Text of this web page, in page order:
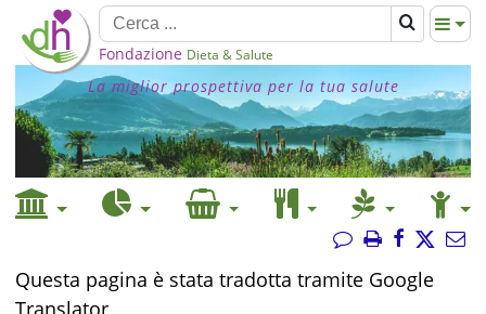
Fondazione Dieta & Salute
La miglior prospettiva per la tua salute
Questa pagina è stata tradotta tramite Google
Translator